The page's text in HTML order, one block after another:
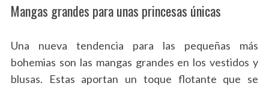
Mangas grandes para unas princesas únicas
Una nueva tendencia para las pequeñas más
bohemias son las mangas grandes en los vestidos y
blusas. Estas aportan un toque flotante que se